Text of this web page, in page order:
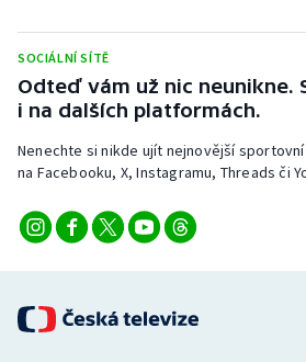
Stolní tenis
Triatlon
Veslování
Vodní slalom
Ostatní
SOCIÁLNÍ SÍTĚ
Odteď vám už nic neunikne.
i na dalších platformách.
Nenechte si nikde ujít nejnovější
na Facebooku, X, Instagramu, Threads či